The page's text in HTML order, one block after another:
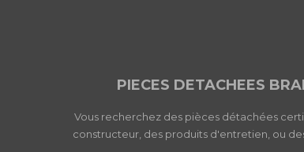
PIECES DETACHEES
Vous recherchez des pièces détachées
constructeur, des produits d'entretien, ou